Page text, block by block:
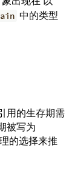
中的类型
用的生存期需
被写为
的选择来推